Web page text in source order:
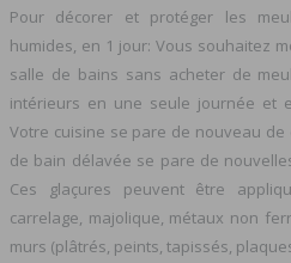
Pour décorer et protéger les
humides, en 1 jour: Vous souhaitez
salle de bains sans acheter de
intérieurs en une seule journée et
Votre cuisine se pare de nouveau
de bain délavée se pare de
Ces glaçures peuvent être
carrelage, majolique, métaux non
murs (plâtrés, peints, tapissés,